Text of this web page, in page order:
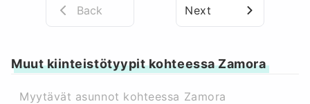
Back Next
Muut kiinteistötyypit kohteessa Zamora
Myytävät asunnot kohteessa Zamora